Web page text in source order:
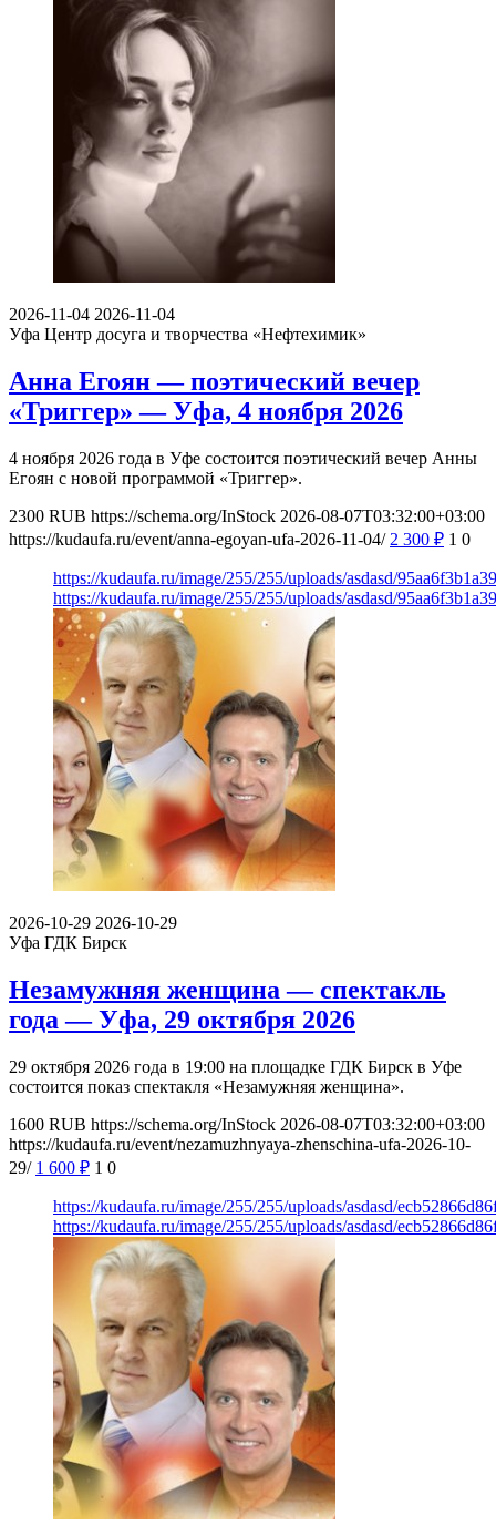
2026-11-04 2026-11-04
Уфа Центр досуга и творчества «Нефтехимик»
Анна Егоян — поэтический вечер
«Триггер» — Уфа, 4 ноября 2026
4 ноября 2026 года в Уфе состоится поэтический вечер Анны
Егоян с новой программой «Триггер».
2300 RUB https://schema.org/InStock 2026-08-07T03:32:00+03:00
https://kudaufa.ru/event/anna-egoyan-ufa-2026-11-04/ 2 300 ₽ 1 0
https://kudaufa.ru/image/255/255/uploads/asdasd/
https://kudaufa.ru/image/255/255/uploads/asdasd/
2026-10-29 2026-10-29
Уфа ГДК Бирск
Незамужняя женщина — спектакль
года — Уфа, 29 октября 2026
29 октября 2026 года в 19:00 на площадке ГДК Бирск в Уфе
состоится показ спектакля «Незамужняя женщина».
1600 RUB https://schema.org/InStock 2026-08-07T03:32:00+03:00
https://kudaufa.ru/event/nezamuzhnyaya-zhenschina-ufa-2026-10-
29/ 1 600 ₽ 1 0
https://kudaufa.ru/image/255/255/uploads/asdasd/
https://kudaufa.ru/image/255/255/uploads/asdasd/